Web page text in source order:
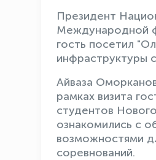
Президент
Международной
гость посетил
инфраструктуры
Айваза
рамках визита
студентов
ознакомились с
возможностями
соревнований.